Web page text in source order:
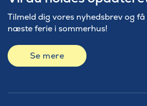
Tilmeld dig vores nyhedsbrev og
næste ferie i sommerhus!
Se mere